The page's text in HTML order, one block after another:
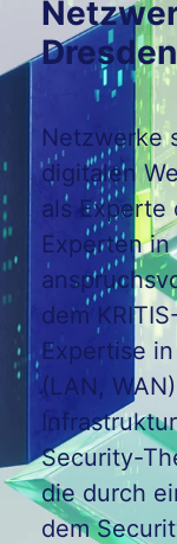
Dresden
Netzwerke
digitalen
als Experte
Experten
dem
Expertise
(LAN,
Security-
die durch
dem